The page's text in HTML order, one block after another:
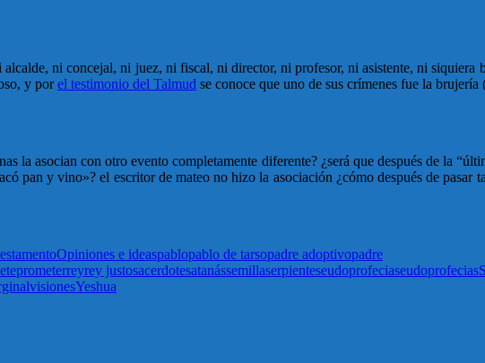
ni concejal, ni juez, ni fiscal, ni director, ni profesor, ni asistente, ni siquiera
y porel testimonio del Talmud se conoce que uno de sus crímenes fue la
la asocian con otro evento completamente diferente? ¿será que después de la
pan y vino»? el escritor de mateo no hizo la asociación ¿cómo después de pasar
Opiniones e ideaspablopablo de tarsopadre adoptivopadre
prometerreyrey justosacerdotesatanássemillaserpienteseudoprofeciaseudoprofecias
visionesYeshua